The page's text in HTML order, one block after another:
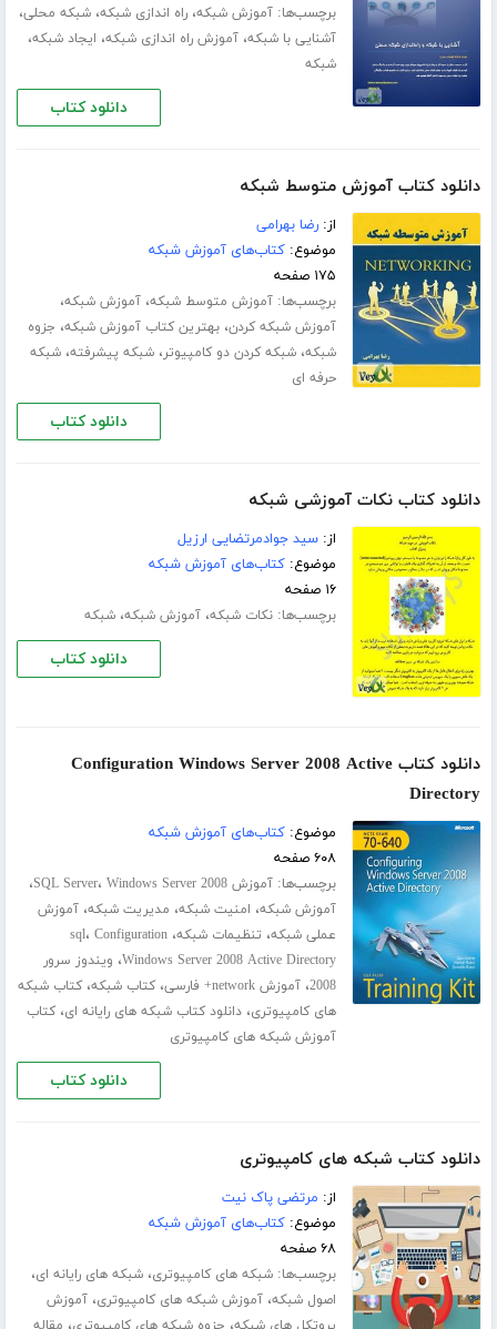
برچسب‌ها:آموزش شبکه،راه اندازی شبکه،شبکه محلی،
آشنایی با شبکه،آموزش راه اندازی شبکه، ایجاد شبکه،
شبکه
دانلود کتاب
دانلود کتاب آموزش متوسط شبکه
از:رضا بهرامی
موضوع:کتاب‌های آموزش شبکه
۱۷۵ صفحه
برچسب‌ها:آموزش متوسط شبکه،آموزش شبکه،
آموزش شبکه کردن،بهترین کتاب آموزش شبکه، جزوه
شبکه،شبکه کردن دو کامپیوتر،شبکه پیشرفته،شبکه
حرفه ای
دانلود کتاب
دانلود کتاب نکات آموزشی شبکه
از:سید جوادمرتضایی ارزیل
موضوع:کتاب‌های آموزش شبکه
۱۶ صفحه
برچسب‌ها:نکات شبکه،آموزش شبکه،شبکه
دانلود کتاب
دانلود کتاب Configuration Windows Server 2008 Active
Directory
موضوع:کتاب‌های آموزش شبکه
۶۰۸ صفحه
برچسب‌ها:آموزش SQL Server ، Windows Server 2008 ،
آموزش شبکه، امنیت شبکه، مدیریت شبکه،آموزش
عملی شبکه، تنظیمات شبکه، sql، Configuration
Windows Server 2008 Active Directory، ویندوز سرور
2008،آموزش network+ فارسی ،کتاب شبکه،کتاب شبکه
های کامپیوتری،دانلود کتاب شبکه های رایانه ای،کتاب
آموزش شبکه های کامپیوتری
دانلود کتاب
دانلود کتاب شبکه های کامپیوتری
از: مرتضی پاک نیت
موضوع:کتاب‌های آموزش شبکه
۶۸ صفحه
برچسب‌ها:شبکه های کامپیوتری،شبکه های رایانه ای،
اصول شبکه،آموزش شبکه های کامپیوتری،آموزش